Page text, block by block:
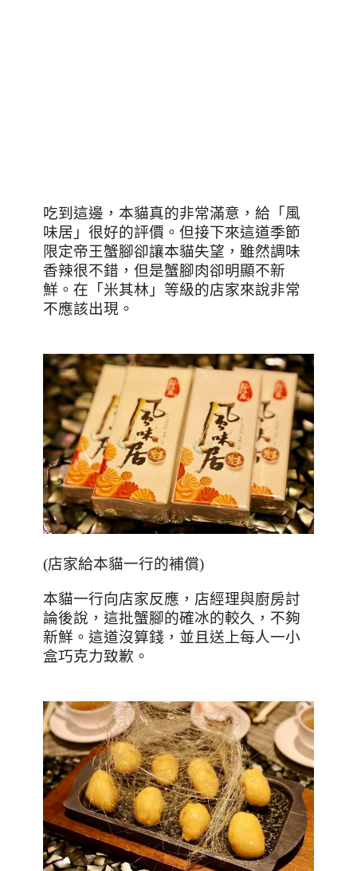
吃到這邊，本貓真的非常滿意，給「風
味居」很好的評價。但接下來這道季節
限定帝王蟹腳卻讓本貓失望，雖然調味
香辣很不錯，但是蟹腳肉卻明顯不新
鮮。在「米其林」等級的店家來說非常
不應該出現。
(店家給本貓一行的補償)
本貓一行向店家反應，店經理與廚房討
論後說，這批蟹腳的確冰的較久，不夠
新鮮。這道沒算錢，並且送上每人一小
盒巧克力致歉。